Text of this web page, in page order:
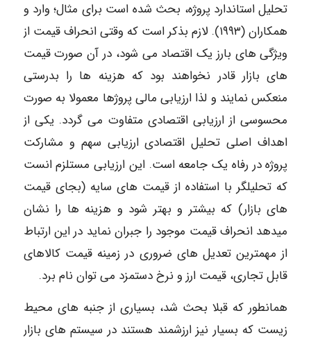
تحلیل استاندارد پروژه، بحث شده است برای مثال؛ وارد و
همکاران (۱۹۹۳). لازم بذکر است که وقتی انحراف قیمت از
ویژگی های بارز یک اقتصاد می شود، در آن صورت قیمت
های بازار قادر نخواهند بود که هزینه ها را بدرستی
منعکس نمایند و لذا ارزیابی مالی پروژها معمولا به صورت
محسوسی از ارزیابی اقتصادی متفاوت می گردد. یکی از
اهداف اصلی تحلیل اقتصادی ارزیابی سهم و مشارکت
پروژه در رفاه یک جامعه است. این ارزیابی مستلزم انست
که تحلیلگر با استفاده از قیمت های سایه (بجای قیمت
های بازار) که بیشتر و بهتر شود و هزینه ها را نشان
میدهد انحراف قیمت موجود را جبران نماید در این ارتباط
از مهمترین تعدیل های ضروری در زمینه قیمت کالاهای
قابل تجاری، قیمت ارز و نرخ دستمزد می توان نام برد.
همانطور که قبلا بحث شد، بسیاری از جنبه های محیط
زیست که بسیار نیز ارزشمند هستند در سیستم های بازار